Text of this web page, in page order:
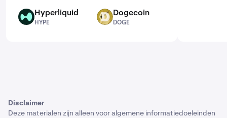
HYPE Hyperliquid
HYPE
DOGE Dogecoin
DOGE
Disclaimer
Deze materialen zijn alleen voor algemene informatiedoeleinden